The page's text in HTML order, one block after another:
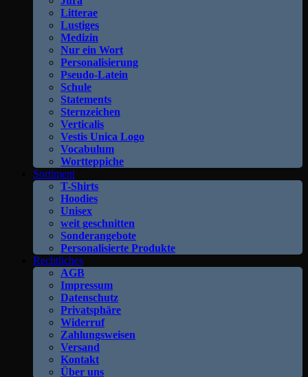
Litterae
Lustiges
Medizin
Nur ein Wort
Personalisierung
Pseudo-Latein
Schule
Statements
Sternzeichen
Verticalis
Vestis Unica Logo
Vocabulum
Wortteppiche
Sortiment
T-Shirts
Hoodies
Unisex
weit geschnitten
Sonderangebote
Personalisierte Produkte
Rechtliches
AGB
Impressum
Datenschutz
Privatsphäre
Widerruf
Zahlungsweisen
Versand
Kontakt
Über uns